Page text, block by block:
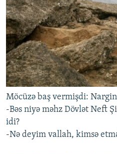
Möcüzə baş vermişdi: Nargin
-Bəs niyə məhz Dövlət Neft
idi?
-Nə deyim vallah, kimsə